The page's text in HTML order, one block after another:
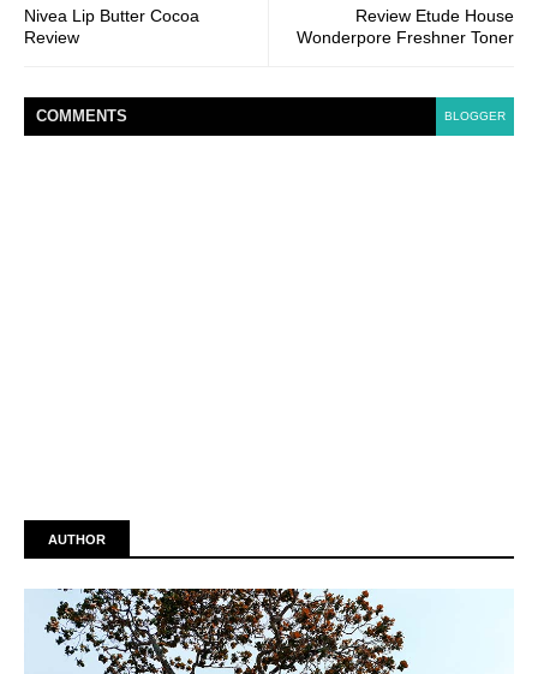
Review Etude House
Wonderpore Freshner Toner
Nivea Lip Butter Cocoa
Review
COMMENTS BLOGGER
AUTHOR